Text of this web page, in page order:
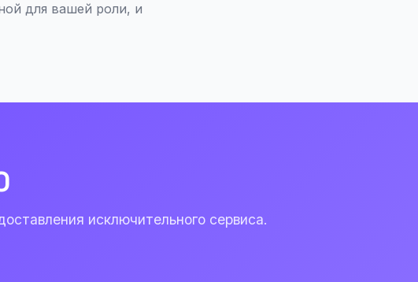
для вашей роли, и
исключительного сервиса.